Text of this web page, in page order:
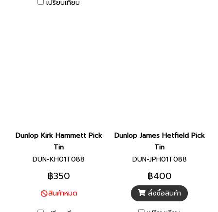
เปรียบเทียบ
Dunlop Kirk Hammett Pick
Tin
DUN-KH01T088
฿350
สินค้าหมด
Dunlop James Hetfield Pick
Tin
DUN-JPH01T088
฿400
สั่งซื้อสินค้า